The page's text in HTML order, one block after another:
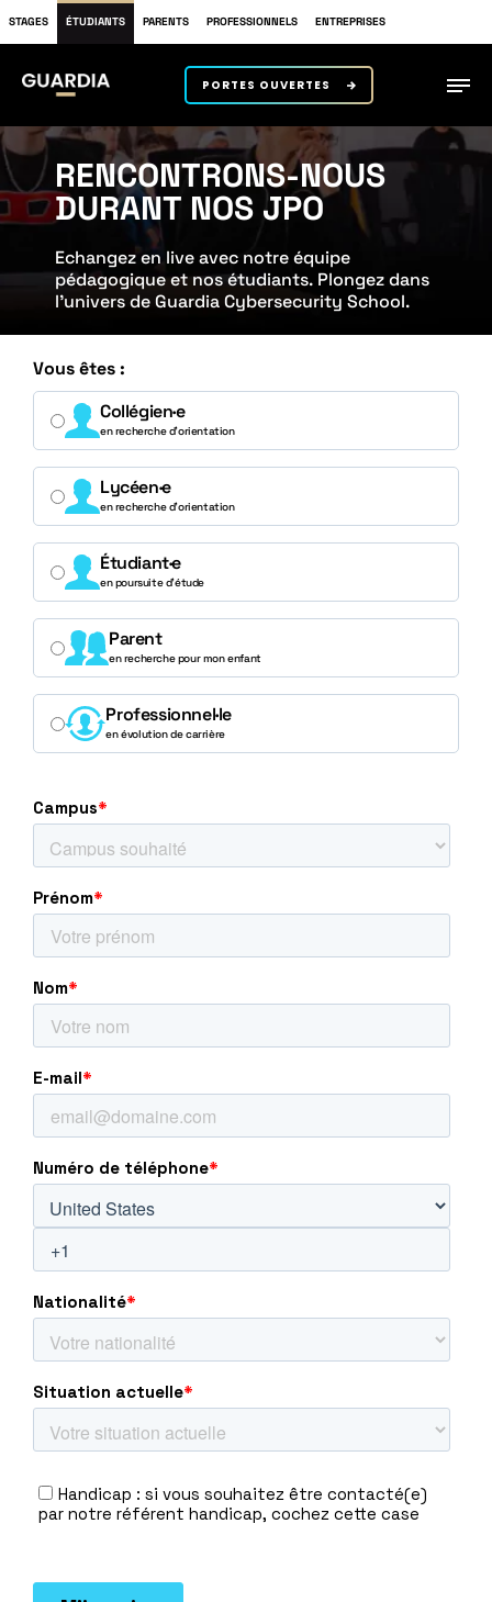
STAGES ÉTUDIANTS PARENTS PROFESSIONNELS ENTREPRISES
PORTES OUVERTES
RENCONTRONS-NOUS
DURANT NOS JPO
Echangez en live avec notre équipe
pédagogique et nos étudiants. Plongez dans
l’univers de Guardia Cybersecurity School.
Vous êtes :
Collégien·e
en recherche d’orientation
Lycéen·e
en recherche d’orientation
Étudiant·e
en poursuite d’étude
Parent
en recherche pour mon enfant
Professionnel·le
en évolution de carrière